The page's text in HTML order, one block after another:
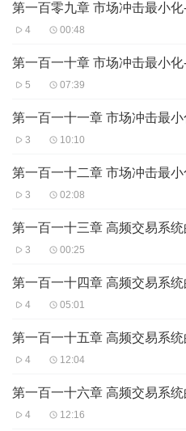
第一百零九章 市场冲击最小
4 00:48
第一百一十章 市场冲击最小
5 07:39
第一百一十一章 市场冲击最
3 10:10
3 02:08
第一百一十三章 高频交易系
3 00:25
4 05:01
第一百一十五章 高频交易系
4 12:04
第一百一十六章 高频交易系
4 12:16